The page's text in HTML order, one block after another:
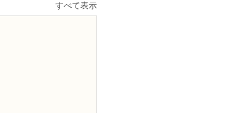
すべて表示